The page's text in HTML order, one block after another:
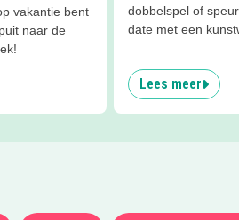
vakantie bent
naar de
dobbelspel of
date met een
Lees meer